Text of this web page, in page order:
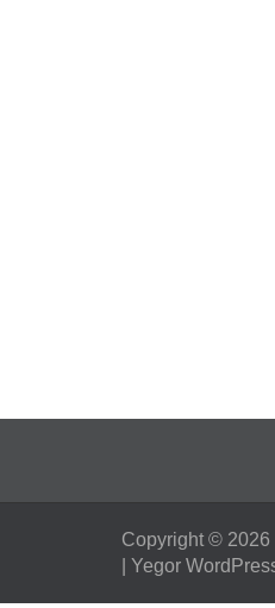
Copyright © 2026
Yegor